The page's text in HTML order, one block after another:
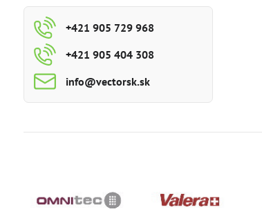
+421 905 729 968
+421 905 404 308
info​@vectorsk​.sk